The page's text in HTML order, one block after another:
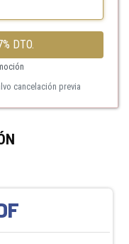
DTO.
cancelación previa